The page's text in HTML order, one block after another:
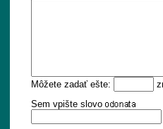
Môžete zadať ešte:
Sem vpište slovo